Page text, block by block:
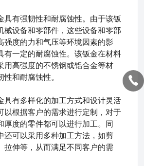
有强韧性和耐腐蚀性。由于该钣
械设备和零部件，这些设备和零部
强度的力和气压等环境因素的影
有一定的耐腐蚀性。该钣金在材料
用高强度的不锈钢或铝合金等材
和耐腐蚀性。
有多样化的加工方式和设计灵活
以根据客户的需求进行定制，对于
厚度的零件都可以进行加工。同
还可以采用多种加工方法，如剪
拉伸等，从而满足不同客户的需